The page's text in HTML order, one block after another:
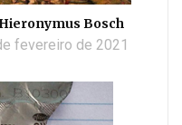
Bosch
fevereiro de 2021